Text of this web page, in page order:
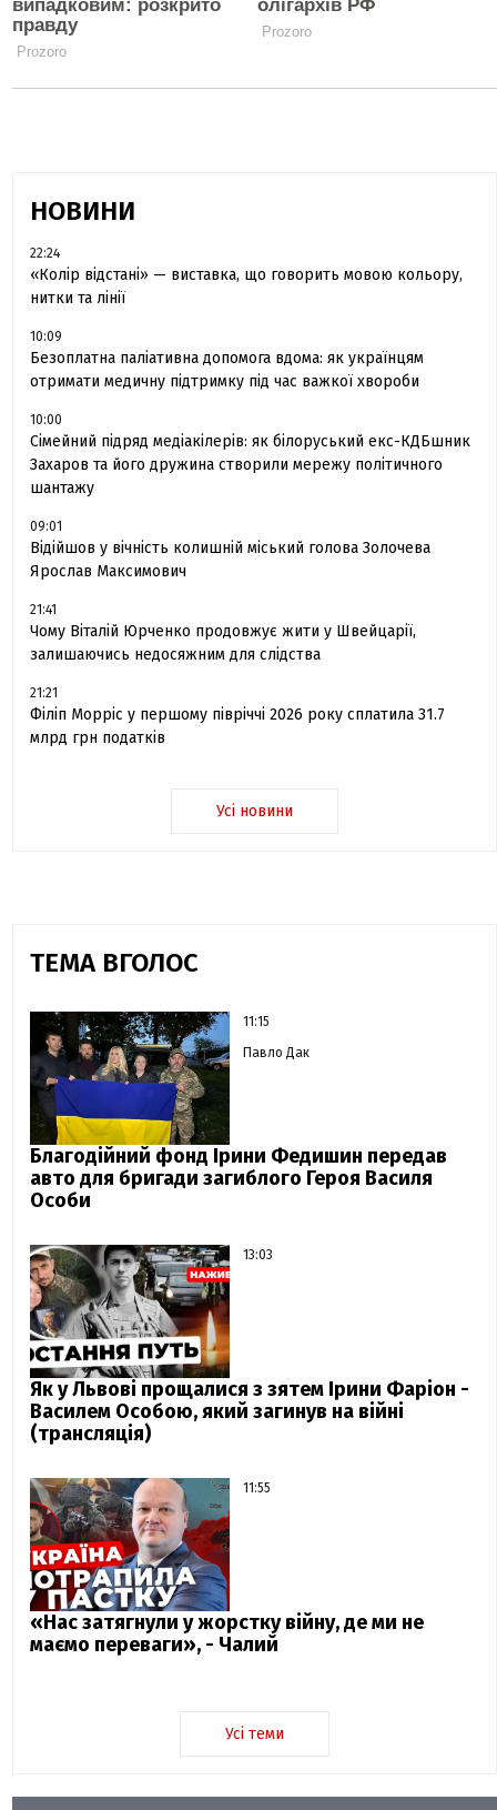
НОВИНИ
22:24
«Колір відстані» — виставка, що говорить мовою кольору,
нитки та лінії
10:09
Безоплатна паліативна допомога вдома: як українцям
отримати медичну підтримку під час важкої хвороби
10:00
Сімейний підряд медіакілерів: як білоруський екс-КДБшник
Захаров та його дружина створили мережу політичного
шантажу
09:01
Відійшов у вічність колишній міський голова Золочева
Ярослав Максимович
21:41
Чому Віталій Юрченко продовжує жити у Швейцарії,
залишаючись недосяжним для слідства
21:21
Філіп Морріс у першому півріччі 2026 року сплатила 31.7
млрд грн податків
Усі новини
ТЕМА ВГОЛОС
11:15
Павло Дак
Благодійний фонд Ірини Федишин передав
авто для бригади загиблого Героя Василя
Особи
13:03
Як у Львові прощалися з зятем Ірини Фаріон -
Василем Особою, який загинув на війні
(трансляція)
11:55
«Нас затягнули у жорстку війну, де ми не
маємо переваги», - Чалий
Усі теми